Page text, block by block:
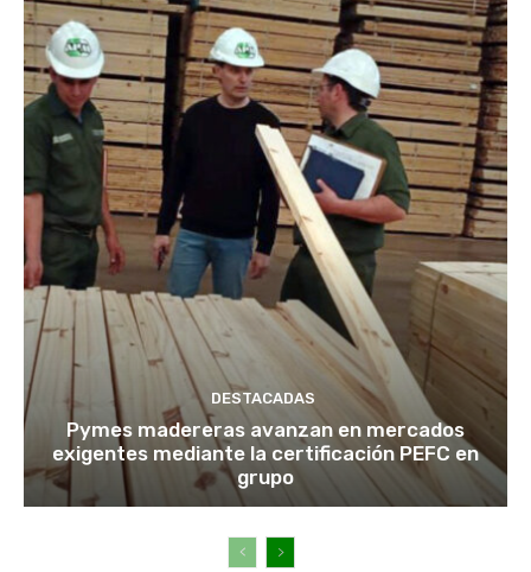
DESTACADAS
Pymes madereras avanzan en mercados
exigentes mediante la certificación PEFC en
grupo